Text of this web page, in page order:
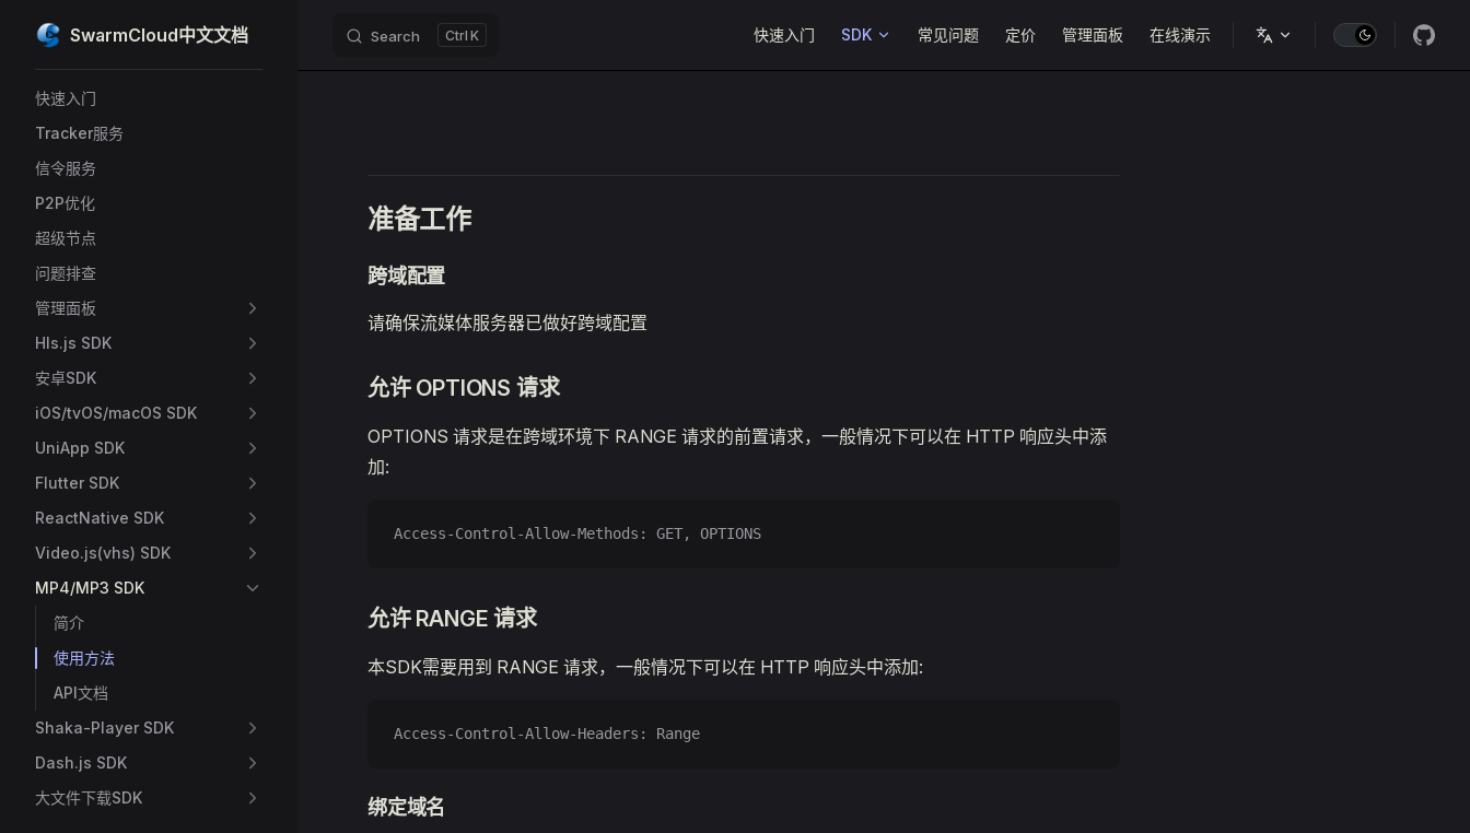
Skip to content
SwarmCloud中文文档 Search K 快速入门 SDK 常见问题 定价 管理面板 在线演示
快速入门
Tracker服务
信令服务
P2P优化
超级节点
问题排查
管理面板
Hls.js SDK
安卓SDK
iOS/tvOS/macOS SDK
UniApp SDK
Flutter SDK
ReactNative SDK
Video.js(vhs) SDK
MP4/MP3 SDK
简介
使用方法
API文档
Shaka-Player SDK
Dash.js SDK
大文件下载SDK
准备工作
跨域配置
请确保流媒体服务器已做好跨域配置
允许 OPTIONS 请求
OPTIONS 请求是在跨域环境下 RANGE 请求的前置请求，一般情况下可以在 HTTP 响应头中添
加:
Access-Control-Allow-Methods: GET, OPTIONS
允许 RANGE 请求
本SDK需要用到 RANGE 请求，一般情况下可以在 HTTP 响应头中添加:
Access-Control-Allow-Headers: Range
绑定域名